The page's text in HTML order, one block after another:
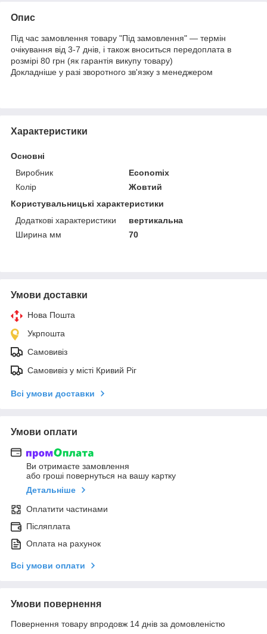
Опис
Під час замовлення товару "Під замовлення" — термін
очікування від 3-7 днів, і також вноситься передоплата в
розмірі 80 грн (як гарантія викупу товару)
Докладніше у разі зворотного зв'язку з менеджером
Характеристики
Основні
Виробник
Economix
Колір
Жовтий
Користувальницькі характеристики
Додаткові характеристики
вертикальна
Ширина мм
70
Умови доставки
Нова Пошта
Укрпошта
Самовивіз
Самовивіз у місті Кривий Ріг
Всі умови доставки
Умови оплати
Ви отримаєте замовлення
або гроші повернуться на вашу картку
Детальніше
Оплатити частинами
Післяплата
Оплата на рахунок
Всі умови оплати
Умови повернення
Повернення товару впродовж 14 днів за домовленістю